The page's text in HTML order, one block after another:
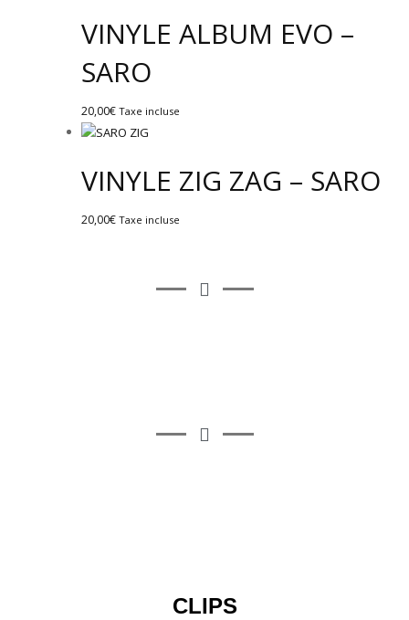
VINYLE ALBUM EVO –
SARO
20,00€ Taxe incluse
VINYLE ZIG ZAG – SARO
20,00€ Taxe incluse
CLIPS